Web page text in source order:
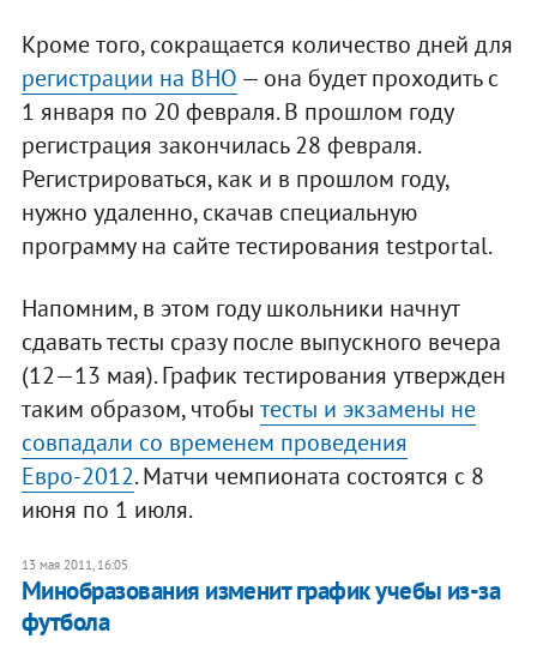
Кроме того, сокращается количество дней для
регистрации на ВНО — она будет проходить с
1 января по 20 февраля. В прошлом году
регистрация закончилась 28 февраля.
Регистрироваться, как и в прошлом году,
нужно удаленно, скачав специальную
программу на сайте тестирования testportal.
Напомним, в этом году школьники начнут
сдавать тесты сразу после выпускного вечера
(12—13 мая). График тестирования утвержден
таким образом, чтобы тесты и экзамены не
совпадали со временем проведения
Евро-2012. Матчи чемпионата состоятся с 8
июня по 1 июля.
13 мая 2011, 16:05
Минобразования изменит график учебы из-за
футбола